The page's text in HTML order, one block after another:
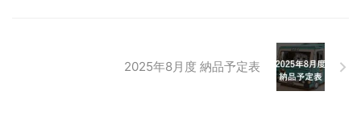
2025年8月度 納品予定表